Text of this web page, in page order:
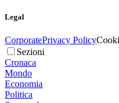
Legal
CorporatePrivacy Policy
Sezioni
Cronaca
Mondo
Economia
Politica